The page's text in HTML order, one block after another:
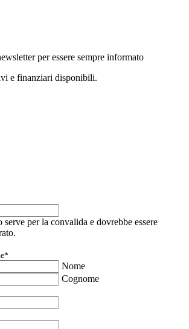
per essere sempre informato
e finanziari disponibili.
serve per la convalida e dovrebbe essere
*
Nome
Cognome